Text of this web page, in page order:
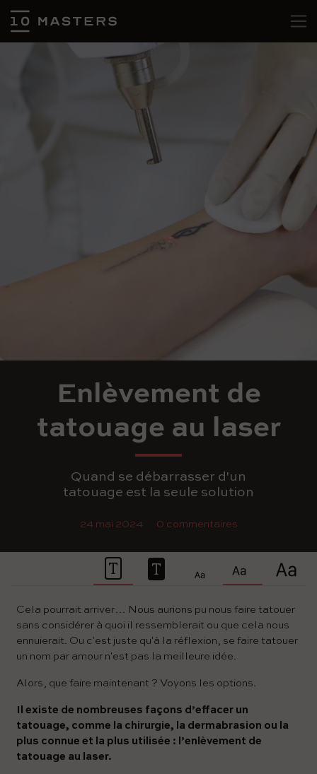
Enlèvement de
tatouage au laser
Quand se débarrasser d'un
tatouage est la seule solution
24 mai 2024 0 commentaires
Cela pourrait arriver… Nous aurions pu nous faire tatouer
sans considérer à quoi il ressemblerait ou que cela nous
ennuierait. Ou c'est juste qu'à la réflexion, se faire tatouer
un nom par amour n'est pas la meilleure idée.
Alors, que faire maintenant ? Voyons les options.
Il existe de nombreuses façons d’effacer un
tatouage, comme la chirurgie, la dermabrasion ou la
plus connue et la plus utilisée : l’enlèvement de
tatouage au laser.